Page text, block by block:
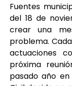
Fuentes
del 18 de
crear una
problema.
actuaciones
próxima
pasado año